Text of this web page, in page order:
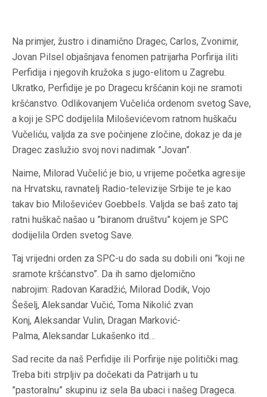
Na primjer, žustro i dinamično Dragec, Carlos, Zvonimir,
Jovan Pilsel objašnjava fenomen patrijarha Porfirija iliti
Perfidija i njegovih kružoka s jugo-elitom u Zagrebu.
Ukratko, Perfidije je po Dragecu kršćanin koji ne sramoti
kršćanstvo. Odlikovanjem Vučelića ordenom svetog Save,
a koji je SPC dodijelila Miloševićevom ratnom huškaču
Vučeliću, valjda za sve počinjene zločine, dokaz je da je
Dragec zaslužio svoj novi nadimak ”Jovan”.
Naime, Milorad Vučelić je bio, u vrijeme početka agresije
na Hrvatsku, ravnatelj Radio-televizije Srbije te je kao
takav bio Miloševićev Goebbels. Valjda se baš zato taj
ratni huškač našao u ”biranom društvu” kojem je SPC
dodijelila Orden svetog Save.
Taj vrijedni orden za SPC-u do sada su dobili oni ”koji ne
sramote kršćanstvo”. Da ih samo djelomično
nabrojim: Radovan Karadžić, Milorad Dodik, Vojo
Šešelj, Aleksandar Vučić, Toma Nikolić zvan
Konj, Aleksandar Vulin, Dragan Marković-
Palma, Aleksandar Lukašenko itd…
Sad recite da naš Perfidije ili Porfirije nije politički mag.
Treba biti strpljiv pa dočekati da Patrijarh u tu
”pastoralnu” skupinu iz sela Ba ubaci i našeg Drageca.